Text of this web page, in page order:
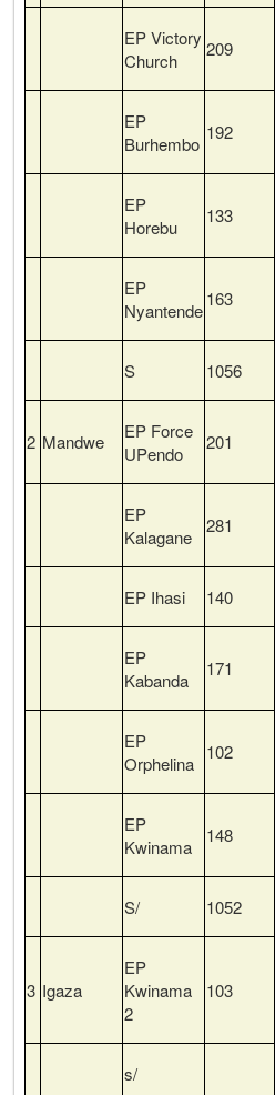
EP Victory
Church
209
EP
Burhembo
192
EP
Horebu
133
EP
Nyantende
163
S 1056
2 Mandwe
EP Force
UPendo
201
EP
Kalagane
281
EP Ihasi 140
EP
Kabanda
171
EP
Orphelina
102
EP
Kwinama
148
S/ 1052
3 Igaza
EP
Kwinama
2
103
s/